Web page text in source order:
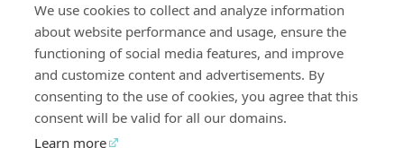
javasolja az árakat, segít
termékeket. A Pricing Rank
Pricing Monitor nem.
Projektekhez
We use cookies to collect and analyze information
about website performance and usage, ensure the
functioning of social media features, and improve
and customize content and advertisements. By
consenting to the use of cookies, you agree that this
consent will be valid for all our domains.
Learn more